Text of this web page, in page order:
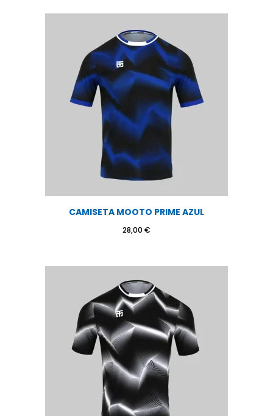
CAMISETA MOOTO PRIME AZUL
28,00 €